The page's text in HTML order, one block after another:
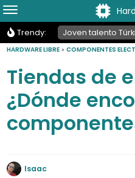
Trendy: Joven talento
HARDWARE LIBRE »COMPONENTES
Tiendas de
¿Dónde
Isaac